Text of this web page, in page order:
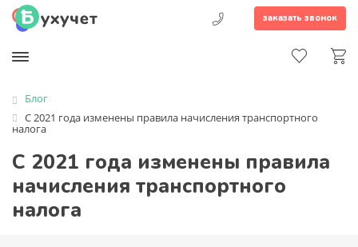
заказать звонок
Блог
С 2021 года изменены правила начисления транспортного
налога
С 2021 года изменены правила
начисления транспортного
налога